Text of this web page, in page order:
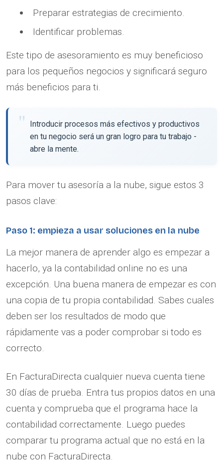
Preparar estrategias de crecimiento.
Identificar problemas.
Este tipo de asesoramiento es muy beneficioso
para los pequeños negocios y significará seguro
más beneficios para ti.
Introducir procesos más efectivos y productivos
en tu negocio será un gran logro para tu trabajo -
abre la mente.
Para mover tu asesoría a la nube, sigue estos 3
pasos clave:
Paso 1: empieza a usar soluciones en la nube
La mejor manera de aprender algo es empezar a
hacerlo, ya la contabilidad online no es una
excepción. Una buena manera de empezar es con
una copia de tu propia contabilidad. Sabes cuales
deben ser los resultados de modo que
rápidamente vas a poder comprobar si todo es
correcto.
En FacturaDirecta cualquier nueva cuenta tiene
30 días de prueba. Entra tus propios datos en una
cuenta y comprueba que el programa hace la
contabilidad correctamente. Luego puedes
comparar tu programa actual que no está en la
nube con FacturaDirecta.